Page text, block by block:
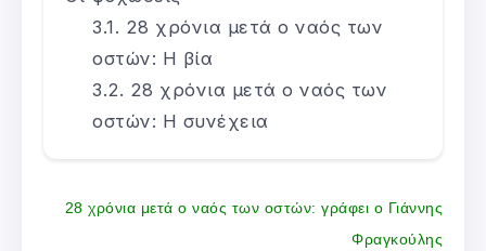
28 χρόνια μετά ο ναός των
οστών: Η βία
28 χρόνια μετά ο ναός των
οστών: Η συνέχεια
28 χρόνια μετά ο ναός των οστών: γράφει ο Γιάννης
Φραγκούλης